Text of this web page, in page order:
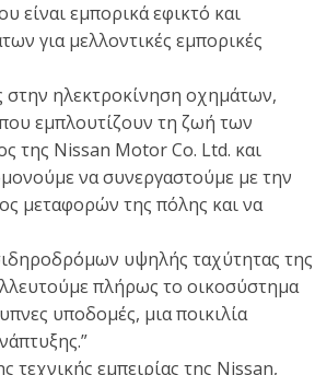
είναι εμπορικά εφικτό και
για μελλοντικές εμπορικές
στην ηλεκτροκίνηση οχημάτων,
εμπλουτίζουν τη ζωή των
της Nissan Motor Co. Ltd. και
να συνεργαστούμε με την
μεταφορών της πόλης και να
υψηλής ταχύτητας της
πλήρως το οικοσύστημα
υποδομές, μια ποικιλία
τεχνικής εμπειρίας της Nissan,